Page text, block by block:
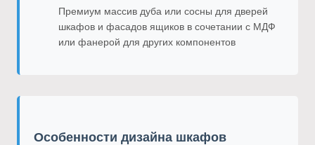
Премиум массив дуба или сосны для дверей
шкафов и фасадов ящиков в сочетании с МДФ
или фанерой для других компонентов
Особенности дизайна шкафов